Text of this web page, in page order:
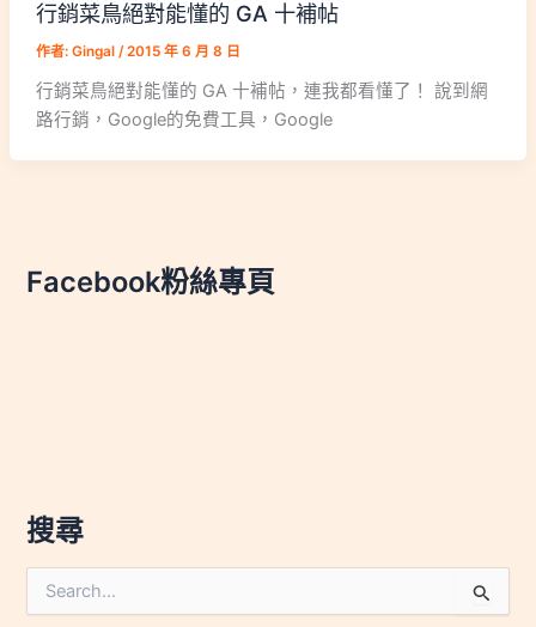
行銷菜鳥絕對能懂的 GA 十補帖
作者: Gingal /2015 年 6 月 8 日
行銷菜鳥絕對能懂的 GA 十補帖，連我都看懂了！ 說到網
路行銷，Google的免費工具，Google
Facebook粉絲專頁
搜尋
尋